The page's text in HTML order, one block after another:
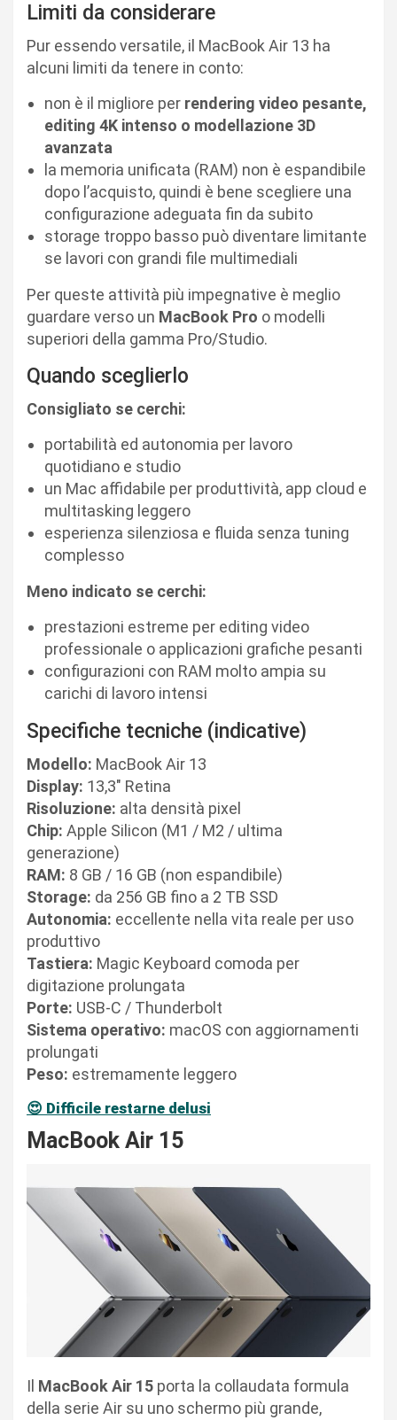
Limiti da considerare
Pur essendo versatile, il MacBook Air 13 ha
alcuni limiti da tenere in conto:
non è il migliore per rendering video pesante,
editing 4K intenso o modellazione 3D
avanzata
la memoria unificata (RAM) non è espandibile
dopo l’acquisto, quindi è bene scegliere una
configurazione adeguata fin da subito
storage troppo basso può diventare limitante
se lavori con grandi file multimediali
Per queste attività più impegnative è meglio
guardare verso un MacBook Pro o modelli
superiori della gamma Pro/Studio.
Quando sceglierlo
Consigliato se cerchi:
portabilità ed autonomia per lavoro
quotidiano e studio
un Mac affidabile per produttività, app cloud e
multitasking leggero
esperienza silenziosa e fluida senza tuning
complesso
Meno indicato se cerchi:
prestazioni estreme per editing video
professionale o applicazioni grafiche pesanti
configurazioni con RAM molto ampia su
carichi di lavoro intensi
Specifiche tecniche (indicative)
Modello: MacBook Air 13
Display: 13,3″ Retina
Risoluzione: alta densità pixel
Chip: Apple Silicon (M1 / M2 / ultima
generazione)
RAM: 8 GB / 16 GB (non espandibile)
Storage: da 256 GB fino a 2 TB SSD
Autonomia: eccellente nella vita reale per uso
produttivo
Tastiera: Magic Keyboard comoda per
digitazione prolungata
Porte: USB-C / Thunderbolt
Sistema operativo: macOS con aggiornamenti
prolungati
Peso: estremamente leggero
😍 Difficile restarne delusi
MacBook Air 15
Il MacBook Air 15 porta la collaudata formula
della serie Air su uno schermo più grande,